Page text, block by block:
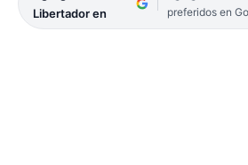
Libertador en
preferidos en